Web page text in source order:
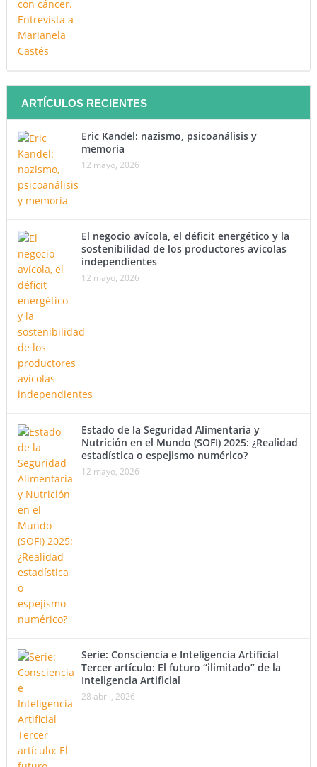
ARTÍCULOS RECIENTES
Eric Kandel: nazismo, psicoanálisis y
memoria
12 mayo, 2026
El negocio avícola, el déficit energético y la
sostenibilidad de los productores avícolas
independientes
12 mayo, 2026
Estado de la Seguridad Alimentaria y
Nutrición en el Mundo (SOFI) 2025: ¿Realidad
estadística o espejismo numérico?
12 mayo, 2026
Serie: Consciencia e Inteligencia Artificial
Tercer artículo: El futuro “ilimitado” de la
Inteligencia Artificial
28 abril, 2026